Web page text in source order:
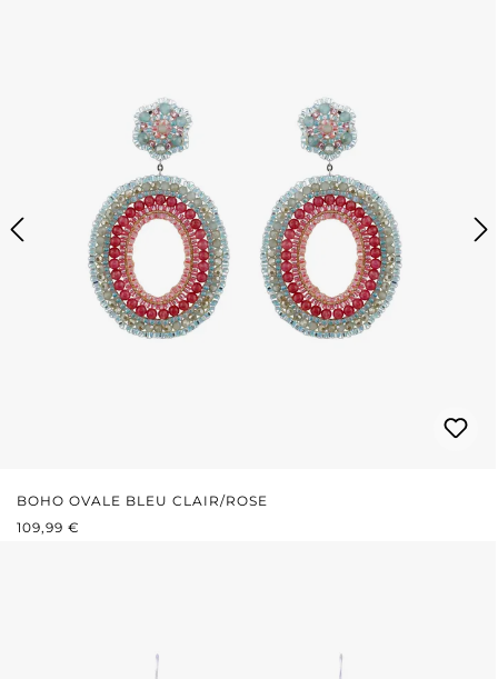
BOHO OVALE BLEU CLAIR/ROSE
PRIX RÉGULIER :
109,99 €